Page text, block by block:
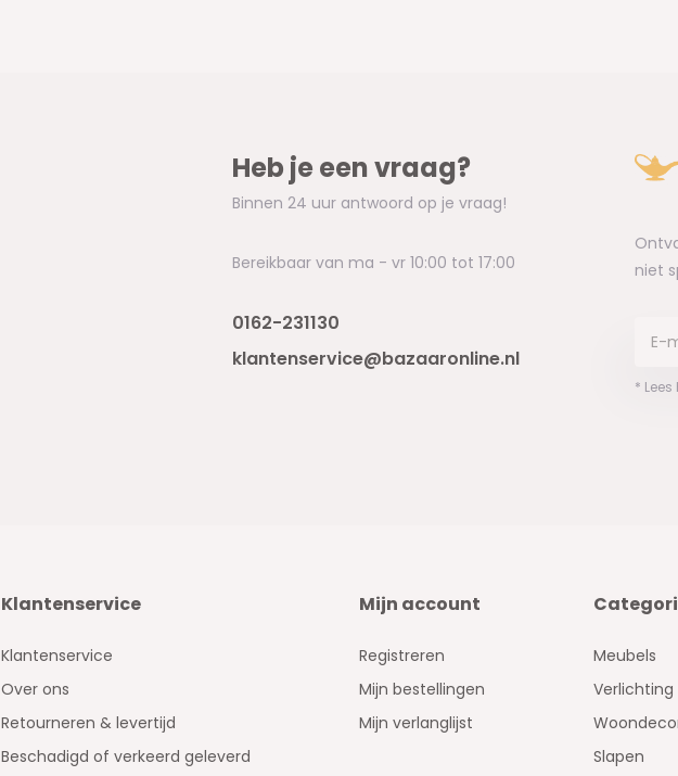
Heb je een vraag?
Binnen 24 uur antwoord op je vraag!
Bereikbaar van ma - vr 10:00 tot 17:00
0162-231130
klantenservice@bazaaronline.nl
niet
*
Klantenservice
Klantenservice
Over ons
Retourneren & levertijd
Beschadigd of verkeerd geleverd
Mijn account
Registreren
Mijn bestellingen
Mijn verlanglijst
Meubels
Verlichting
Slapen